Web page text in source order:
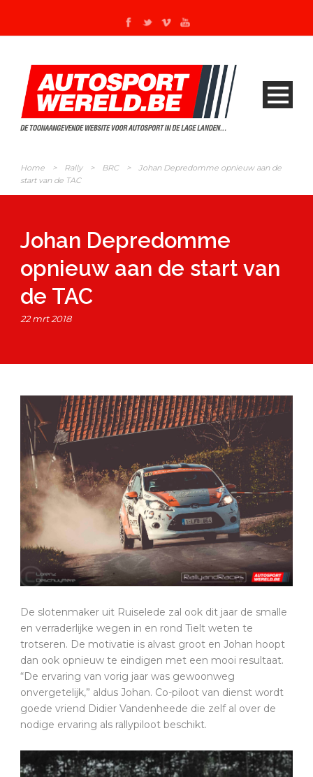
Home > Rally > BRC >
Johan Depredomme opnieuw aan de
start van de TAC
Johan Depredomme
opnieuw aan de start van
de TAC
22 mrt 2018
De slotenmaker uit Ruiselede zal ook dit jaar de smalle
en verraderlijke wegen in en rond Tielt weten te
trotseren. De motivatie is alvast groot en Johan hoopt
dan ook opnieuw te eindigen met een mooi resultaat.
“De ervaring van vorig jaar was gewoonweg
onvergetelijk,” aldus Johan. Co-piloot van dienst wordt
goede vriend Didier Vandenheede die zelf al over de
nodige ervaring als rallypiloot beschikt.